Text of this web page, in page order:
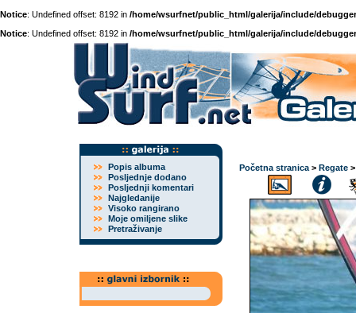
Notice: Undefined offset: 8192 in /home/wsurfnet/public_html/galerija/include/
Notice: Undefined offset: 8192 in /home/wsurfnet/public_html/galerija/include/
Popis albuma
Posljednje dodano
Posljednji komentari
Najgledanije
Visoko rangirano
Moje omiljene slike
Pretraživanje
Početna stranica > Regate